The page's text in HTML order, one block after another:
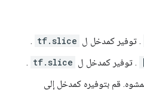
. توفير كمدخل ل tf.slice
.
. توفير كمدخل ل tf.slice
.
قم بتوفيره كمدخل إلى